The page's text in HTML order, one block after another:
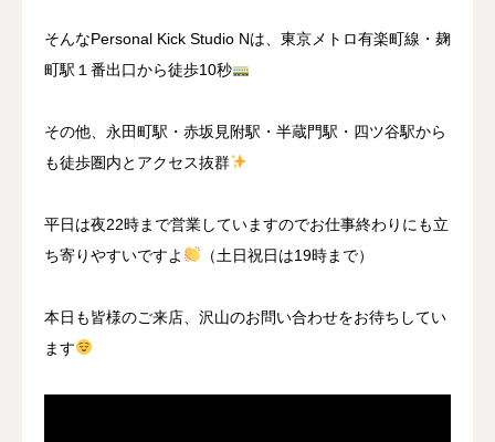
そんなPersonal Kick Studio Nは、東京メトロ有楽町線・麹
町駅１番出口から徒歩10秒
その他、永田町駅・赤坂見附駅・半蔵門駅・四ツ谷駅から
も徒歩圏内とアクセス抜群
平日は夜22時まで営業していますのでお仕事終わりにも立
ち寄りやすいですよ
（土日祝日は19時まで）
本日も皆様のご来店、沢山のお問い合わせをお待ちしてい
ます